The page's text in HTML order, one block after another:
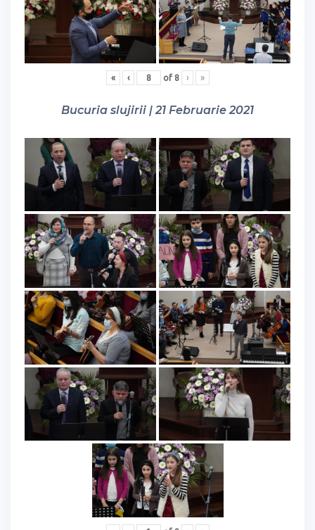
« ‹ of 8 › »
Bucuria slujirii | 21 Februarie 2021